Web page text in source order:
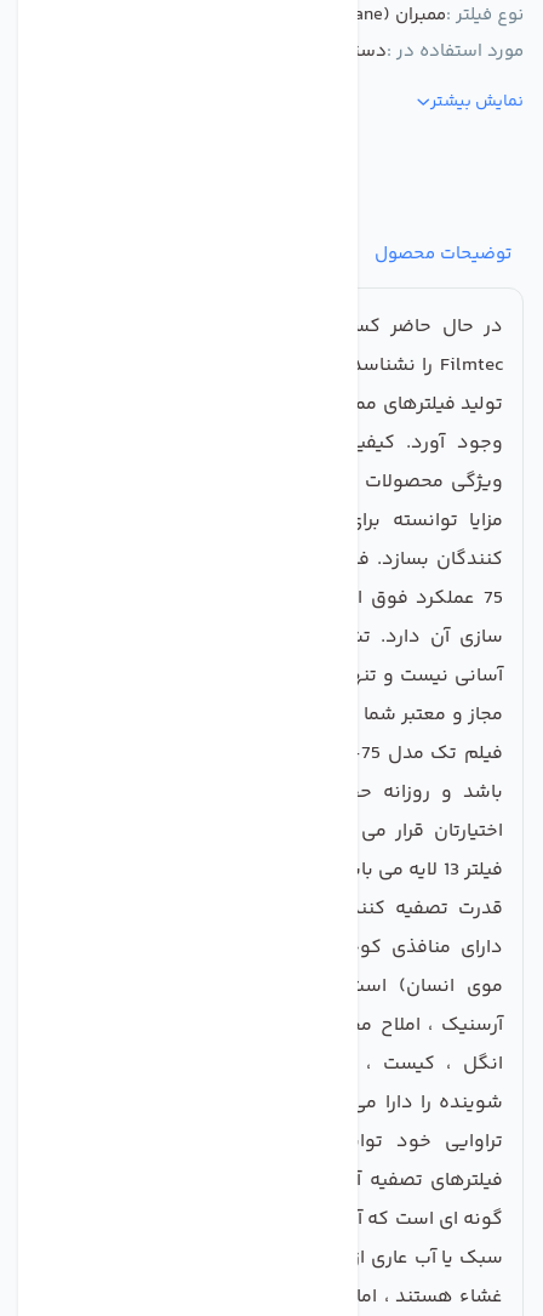
نوع فیلتر :ممبران (Membrane)
مورد استفاده در :دستگاه تصفیه کننده آب
نمایش بیشتر
توضیحات محصول
در حال حاضر کسی را پیدا نمی کنید که برند فیلمتک
Filmtec را نشناسد، شرکت خوشنامی که برای اولین بار با
وجود آورد. کیفیت بالا و عملکرد بادوام از مهمترین
ویژگی محصولات فیلمتک می باشد که با تکیه بر همین
مزایا توانسته برای خود پایگاه قدرتمندی میان مصرف
75 عملکرد فوق العاده ای در تصفیه آب و فرایند سالم
سازی آن دارد. تشخیص نوع باکیفیت این محصول کار
مجاز و معتبر شما را دچار اشتباه نخواهد کرد. فیلتر ممبران
باشد و روزانه حجم بیشتری از آب تصفیه شده را در
اختیارتان قرار می دهد. همچنین تعداد شیت های این
قدرت تصفیه کنندگی و عمر بالاتری دارد. فیلتر ممبران
موی انسان) است و توانایی حذف نیترات ، نیتریت ،
آرسنیک ، املاح محلول ، مواد آلی ، میکروب ، ویروس ،
انگل ، کیست ، آفتکش و کودهای شیمیایی ، مواد
شوینده را دارا می باشد. این فیلتر به علت خاصیت نیمه
تراوایی خود توانسته به عنوان یکی از دقیق ترین
فیلترهای تصفیه آب به کار رود. اساس کار این فیلتر به
گونه ای است که آب و مواد آلی با جرم مولکولی کمتر (آب
سبک یا آب عاری از هر نوع ناخالصی) قادر به عبور از پلیمر
غشاء هستند ، اما نمک های حل شده و مواد آلی با جرم